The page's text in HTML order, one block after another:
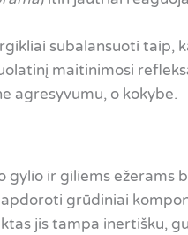
subalansuoti taip,
maitinimosi
agresyvumu, o kokybe.
ir giliems ežerams
grūdiniai
jis tampa inertišku,